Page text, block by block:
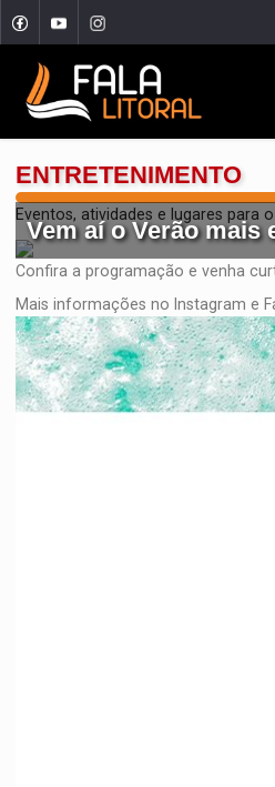
ENTRETENIMENTO
Eventos, atividades e lugares para
Vem aí o Verão
Confira a programação e venha
Mais informações no Instagram e